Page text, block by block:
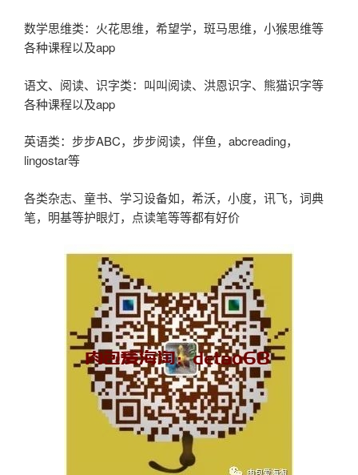
数学思维类：火花思维，希望学，斑马思维，小猴思维等
各种课程以及app
语文、阅读、识字类：叫叫阅读、洪恩识字、熊猫识字等
各种课程以及app
英语类：步步ABC，步步阅读，伴鱼，abcreading，
lingostar等
各类杂志、童书、学习设备如，希沃，小度，讯飞，词典
笔，明基等护眼灯，点读笔等等都有好价